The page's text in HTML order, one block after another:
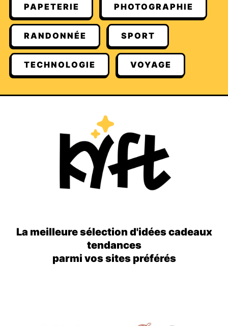
PAPETERIE PHOTOGRAPHIE
RANDONNÉE SPORT
TECHNOLOGIE VOYAGE
La meilleure sélection d'idées cadeaux
tendances
parmi vos sites préférés